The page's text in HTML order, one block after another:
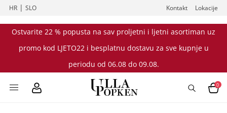
HR |SLO Kontakt Lokacije
Ostvarite 22 % popusta na sav proljetni i ljetni asortiman uz
promo kod LJETO22 i besplatnu dostavu za sve kupnje u
periodu od 06.08 do 09.08.
0